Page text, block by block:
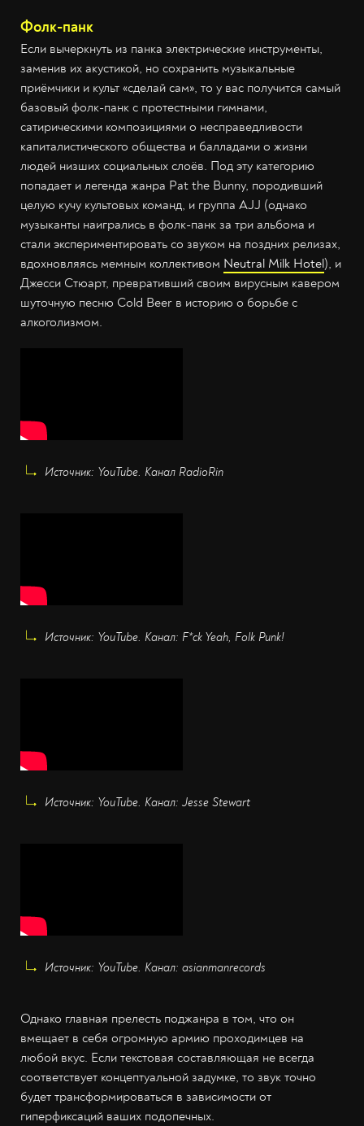
Фолк-панк
Если вычеркнуть из панка электрические инструменты,
заменив их акустикой, но сохранить музыкальные
приёмчики и культ «сделай сам», то у вас получится самый
базовый фолк-панк с протестными гимнами,
сатирическими композициями о несправедливости
капиталистического общества и балладами о жизни
людей низших социальных слоёв. Под эту категорию
попадает и легенда жанра Pat the Bunny, породивший
целую кучу культовых команд, и группа AJJ (однако
музыканты наигрались в фолк-панк за три альбома и
стали экспериментировать со звуком на поздних релизах,
вдохновляясь мемным коллективом Neutral Milk Hotel), и
Джесси Стюарт, превративший своим вирусным кавером
шуточную песню Cold Beer в историю о борьбе с
алкоголизмом.
Источник: YouTube. Канал RadioRin
Источник: YouTube. Канал: F*ck Yeah, Folk Punk!
Источник: YouTube. Канал: Jesse Stewart
Источник: YouTube. Канал: asianmanrecords
Однако главная прелесть поджанра в том, что он
вмещает в себя огромную армию проходимцев на
любой вкус. Если текстовая составляющая не всегда
соответствует концептуальной задумке, то звук точно
будет трансформироваться в зависимости от
гиперфиксаций ваших подопечных.